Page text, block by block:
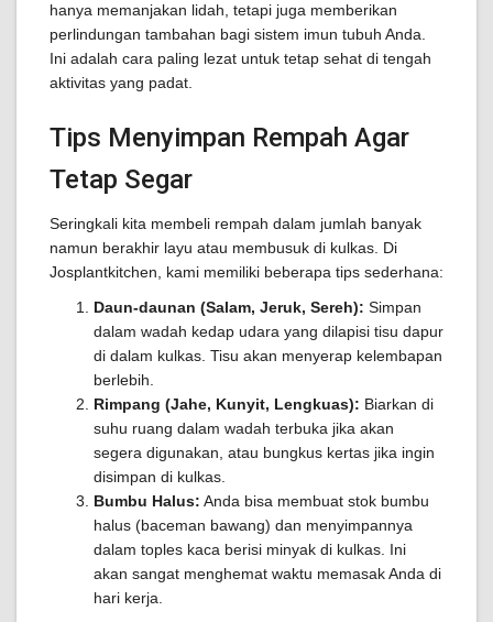
hanya memanjakan lidah, tetapi juga memberikan
perlindungan tambahan bagi sistem imun tubuh Anda.
Ini adalah cara paling lezat untuk tetap sehat di tengah
aktivitas yang padat.
Tips Menyimpan Rempah Agar
Tetap Segar
Seringkali kita membeli rempah dalam jumlah banyak
namun berakhir layu atau membusuk di kulkas. Di
Josplantkitchen, kami memiliki beberapa tips sederhana:
Daun-daunan (Salam, Jeruk, Sereh): Simpan
dalam wadah kedap udara yang dilapisi tisu dapur
di dalam kulkas. Tisu akan menyerap kelembapan
berlebih.
Rimpang (Jahe, Kunyit, Lengkuas): Biarkan di
suhu ruang dalam wadah terbuka jika akan
segera digunakan, atau bungkus kertas jika ingin
disimpan di kulkas.
Bumbu Halus: Anda bisa membuat stok bumbu
halus (baceman bawang) dan menyimpannya
dalam toples kaca berisi minyak di kulkas. Ini
akan sangat menghemat waktu memasak Anda di
hari kerja.